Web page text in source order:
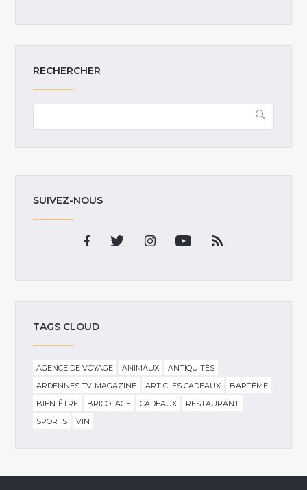
RECHERCHER
SUIVEZ-NOUS
TAGS CLOUD
AGENCE DE VOYAGE ANIMAUX
ANTIQUITÉS
ARDENNES TV-MAGAZINE
ARTICLES CADEAUX
BAPTÊME
BIEN-ÊTRE
BRICOLAGE CADEAUX
RESTAURANT
SPORTS
VIN